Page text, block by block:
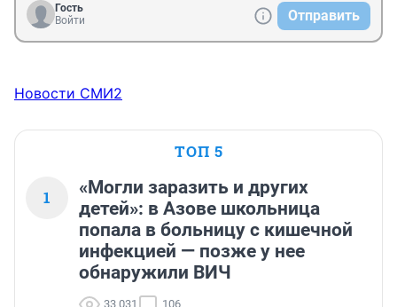
Гость
Войти
Отправить
Новости СМИ2
ТОП 5
1
«Могли заразить и других
детей»: в Азове школьница
попала в больницу с кишечной
инфекцией — позже у нее
обнаружили ВИЧ
33 031 106